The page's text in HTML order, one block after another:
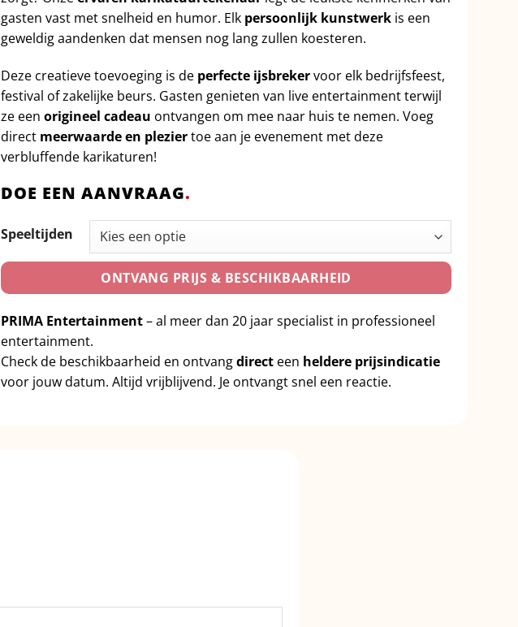
opklant
waardering
gasten vast met snelheid en humor. Elk persoonlijk kunstwerk is een
geweldig aandenken dat mensen nog lang zullen koesteren.
Deze creatieve toevoeging is de perfecte ijsbrekervoor elk bedrijfsfeest,
festival of zakelijke beurs. Gasten genieten van live entertainment terwijl
ze een origineel cadeau ontvangen om mee naar huis te nemen. Voeg
direct meerwaarde en pleziertoe aan je evenement met deze
verbluffende karikaturen!
DOE EEN AANVRAAG.
Speeltijden
ONTVANG PRIJS & BESCHIKBAARHEID
PRIMA Entertainment– al meer dan 20 jaar specialist in professioneel
entertainment.
Check de beschikbaarheid en ontvangdirect een heldere prijsindicatie
voor jouw datum. Altijd vrijblijvend. Je ontvangt snel een reactie.